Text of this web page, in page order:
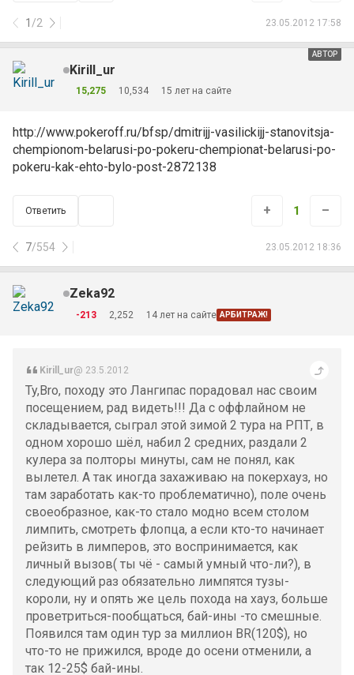
1 /2 23.05.2012 17:58
АВТОР
Kirill_ur
15,275 10,534 15 лет на сайте
http://www.pokeroff.ru/bfsp/dmitrijj-vasilickijj-stanovitsja-
chempionom-belarusi-po-pokeru-chempionat-belarusi-po-
pokeru-kak-ehto-bylo-post-2872138
Ответить
7/554 23.05.2012 18:36
+ 1 –
Zeka92
-213 2,252 14 лет на сайте АРБИТРАЖ!
Kirill_ur@ 23.5.2012
Ty,Bro, походу это Лангипас порадовал нас своим
посещением, рад видеть!!! Да с оффлайном не
складывается, сыграл этой зимой 2 тура на РПТ, в
одном хорошо шёл, набил 2 средних, раздали 2
кулера за полторы минуты, сам не понял, как
вылетел. А так иногда захаживаю на покерхауз, но
там заработать как-то проблематично), поле очень
своеобразное, как-то стало модно всем столом
лимпить, смотреть флопца, а если кто-то начинает
рейзить в лимперов, это воспринимается, как
личный вызов( ты чё - самый умный что-ли?), в
следующий раз обязательно лимпятся тузы-
короли, ну и опять же цель похода на хауз, больше
проветриться-пообщаться, бай-ины -то смешные.
Появился там один тур за миллион BR(120$), но
что-то не прижился, вроде до осени отменили, а
так 12-25$ бай-ины.